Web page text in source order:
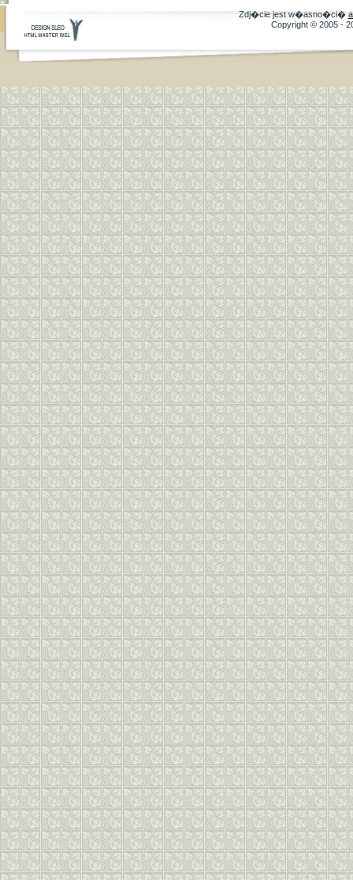
Zdj�cie jest w�asno�ci�
Copyright © 2005 -